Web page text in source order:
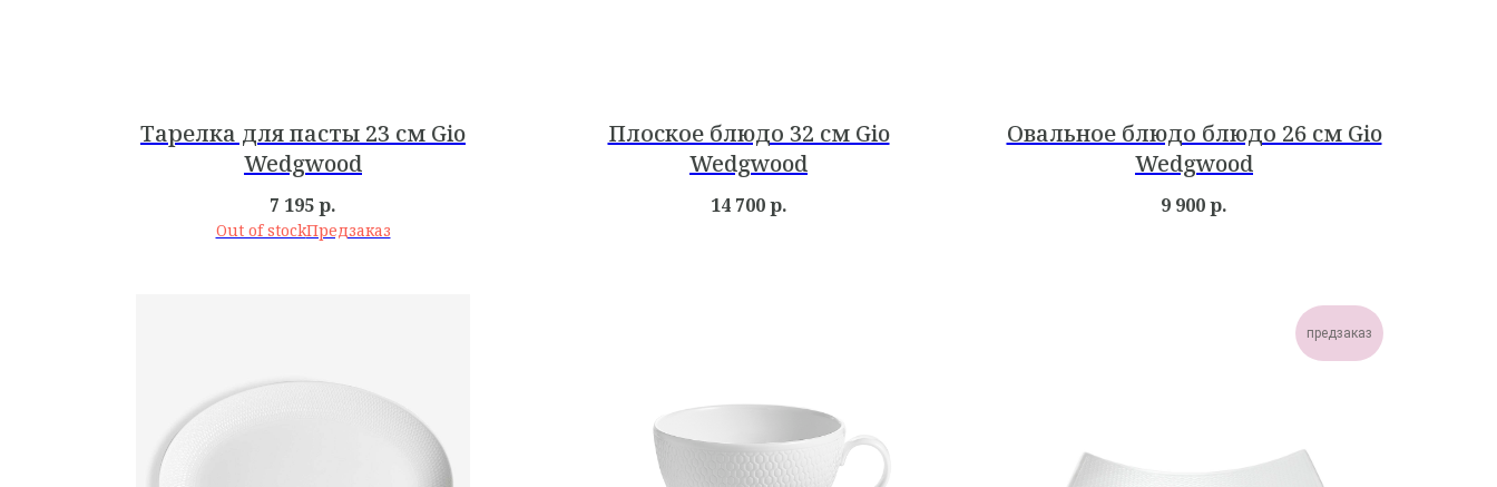
Тарелка для пасты 23 см Gio
Wedgwood
7 195р.
Out of stock
Плоское блюдо 32 см Gio
Wedgwood
14 700 р.
Овальное блюдо блюдо 26 см Gio
Wedgwood
9 900р.
предзаказ